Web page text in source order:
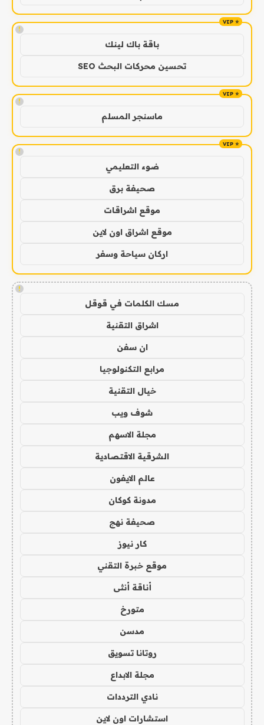
!
باقة باك لينك
تحسين محركات البحث SEO
!
ماسنجر المسلم
!
ضوء التعليمي
صحيفة برق
موقع اشراقات
موقع اشراق اون لاين
اركان سياحة وسفر
!
مسك الكلمات في قوقل
اشراق التقنية
ان سفن
مرابع التكنولوجيا
خيال التقنية
شوف ويب
مجلة الاسهم
الشرقية الاقتصادية
عالم الايفون
مدونة كوكان
صحيفة نهج
كار نيوز
موقع خبرة التقني
أناقة أنثى
متورخ
مدسن
روتانا تسويق
مجلة الابداع
نادي الترددات
استشارات اون لاين